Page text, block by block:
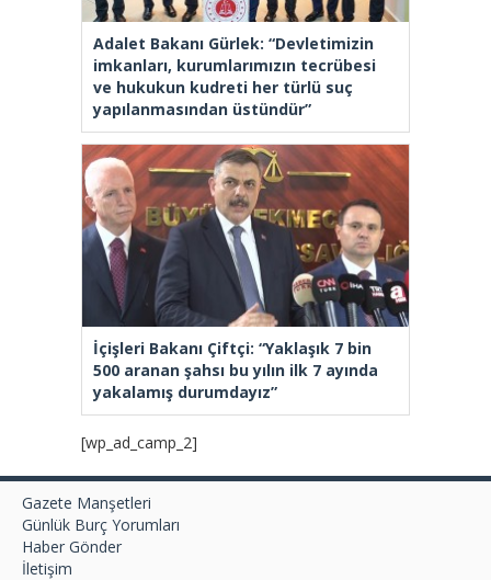
Adalet Bakanı Gürlek: “Devletimizin
imkanları, kurumlarımızın tecrübesi
ve hukukun kudreti her türlü suç
yapılanmasından üstündür”
İçişleri Bakanı Çiftçi: “Yaklaşık 7 bin
500 aranan şahsı bu yılın ilk 7 ayında
yakalamış durumdayız”
[wp_ad_camp_2]
Gazete Manşetleri
Günlük Burç Yorumları
Haber Gönder
İletişim